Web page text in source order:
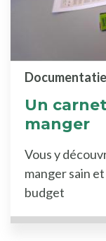
Un
manger
Documentatie
Vous y
manger sain
budget